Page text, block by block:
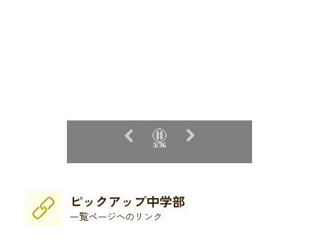
3/36
ピックアップ中学部
一覧ページへのリンク